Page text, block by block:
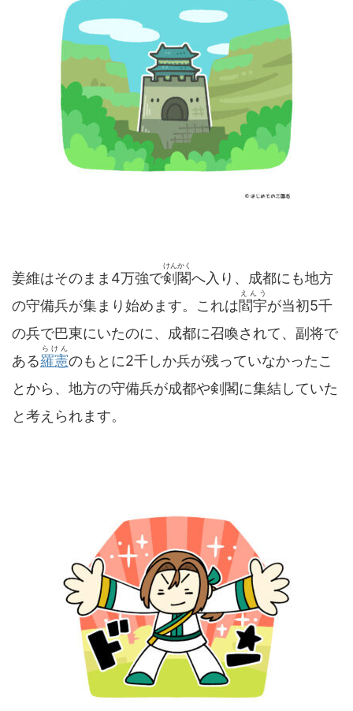
姜維はそのまま4万強で剣閣
けんかく
へ入り、成都にも地方
の守備兵が集まり始めます。これは閻宇
えんう
が当初5千
の兵で巴東にいたのに、成都に召喚されて、副将で
ある羅憲
らけん
のもとに2千しか兵が残っていなかったこ
とから、地方の守備兵が成都や剣閣に集結していた
と考えられます。